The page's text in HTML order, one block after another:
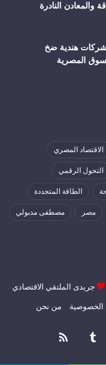
والمعادن النادرة
شركات هندية ضخ
المصرية
الاقتصاد المصري
التحول الرقمي
الطاقة المتجددة
مصر مصطفى مدبولي
جريدى الملتقي الاقتصادي
الخصوصية من نحن